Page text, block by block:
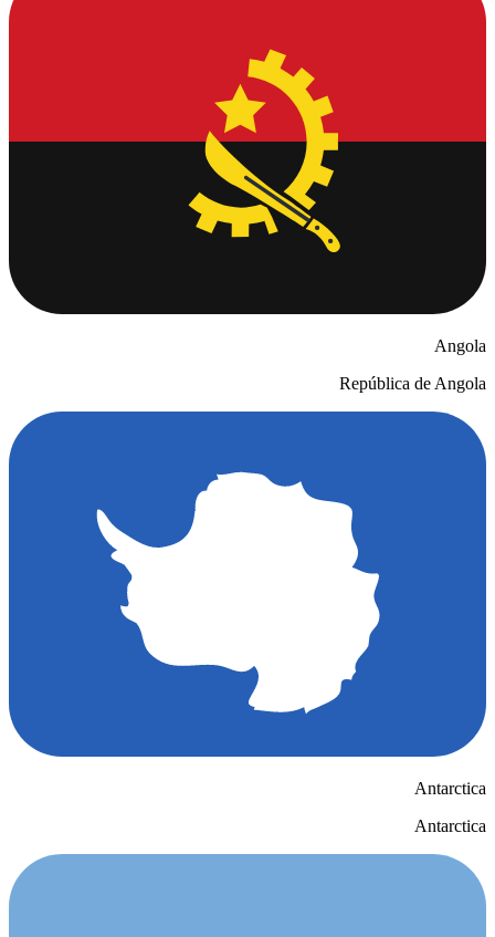
Angola
República de Angola
Antarctica
Antarctica